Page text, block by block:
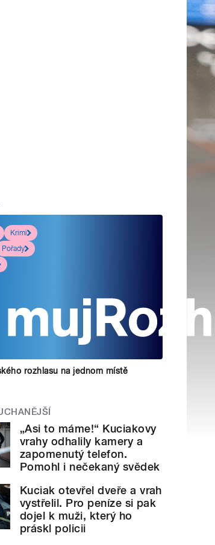
Krimi
Pořady
rozhlasu na jednom místě
„Asi to máme!“ Kuciakovy
vrahy odhalily kamery a
zapomenutý telefon.
Pomohl i nečekaný svědek
Kuciak otevřel dveře a vrah
vystřelil. Pro peníze si pak
dojel k muži, který ho
práskl policii